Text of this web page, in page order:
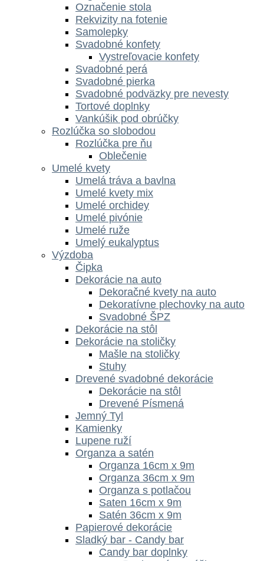
Označenie stola
Rekvizity na fotenie
Samolepky
Svadobné konfety
Vystreľovacie konfety
Svadobné perá
Svadobné pierka
Svadobné podväzky pre nevesty
Tortové doplnky
Vankúšik pod obrúčky
Rozlúčka so slobodou
Rozlúčka pre ňu
Oblečenie
Umelé kvety
Umelá tráva a bavlna
Umelé kvety mix
Umelé orchidey
Umelé pivónie
Umelé ruže
Umelý eukalyptus
Výzdoba
Čipka
Dekorácie na auto
Dekoračné kvety na auto
Dekoratívne plechovky na auto
Svadobné ŠPZ
Dekorácie na stôl
Dekorácie na stoličky
Mašle na stoličky
Stuhy
Drevené svadobné dekorácie
Dekorácie na stôl
Drevené Písmená
Jemný Tyl
Kamienky
Lupene ruží
Organza a satén
Organza 16cm x 9m
Organza 36cm x 9m
Organza s potlačou
Saten 16cm x 9m
Satén 36cm x 9m
Papierové dekorácie
Sladký bar - Candy bar
Candy bar doplnky